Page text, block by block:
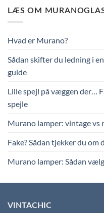
LÆS OM
Hvad er Murano?
Sådan skifter du ledning i
guide
Lille spejl på væggen der…
spejle
Murano lamper: vintage vs
Fake? Sådan tjekker du
Murano lamper: Sådan
VINTACHIC